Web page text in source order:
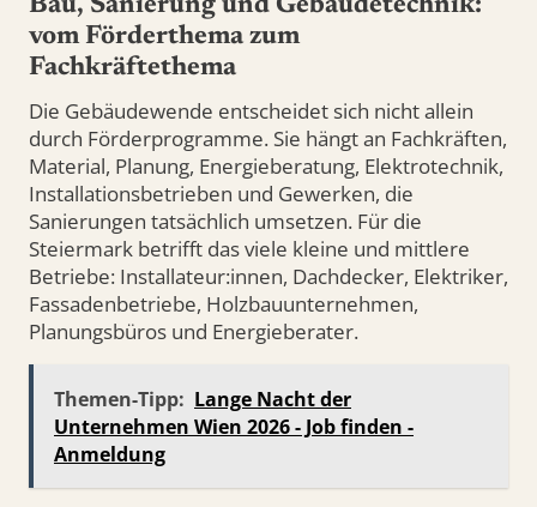
Bau, Sanierung und Gebäudetechnik:
vom Förderthema zum
Fachkräftethema
Die Gebäudewende entscheidet sich nicht allein
durch Förderprogramme. Sie hängt an Fachkräften,
Material, Planung, Energieberatung, Elektrotechnik,
Installationsbetrieben und Gewerken, die
Sanierungen tatsächlich umsetzen. Für die
Steiermark betrifft das viele kleine und mittlere
Betriebe: Installateur:innen, Dachdecker, Elektriker,
Fassadenbetriebe, Holzbauunternehmen,
Planungsbüros und Energieberater.
Themen-Tipp: Lange Nacht der
Unternehmen Wien 2026 - Job finden -
Anmeldung